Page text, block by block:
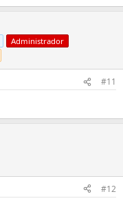
Administrador
#11
#12